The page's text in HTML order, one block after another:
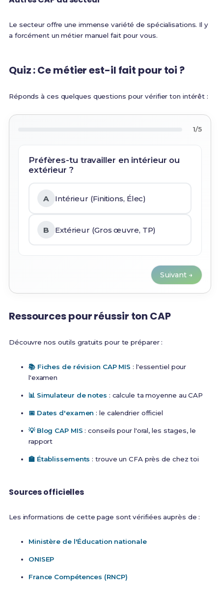
Le secteur offre une immense variété de spécialisations. Il y
a forcément un métier manuel fait pour vous.
Quiz : Ce métier est-il fait pour toi ?
Réponds à ces quelques questions pour vérifier ton intérêt :
1/5
Préfères-tu travailler en intérieur ou
extérieur ?
A Intérieur (Finitions, Élec)
B Extérieur (Gros œuvre, TP)
Suivant →
Ressources pour réussir ton CAP
Découvre nos outils gratuits pour te préparer :
📚 Fiches de révision CAP MIS : l'essentiel pour
l'examen
📊 Simulateur de notes : calcule ta moyenne au CAP
📅 Dates d'examen : le calendrier officiel
💡 Blog CAP MIS : conseils pour l'oral, les stages, le
rapport
🏫 Établissements : trouve un CFA près de chez toi
Sources officielles
Les informations de cette page sont vérifiées auprès de :
Ministère de l'Éducation nationale
ONISEP
France Compétences (RNCP)